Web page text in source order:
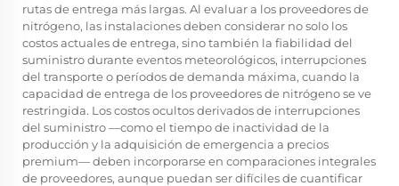
rutas de entrega más largas. Al evaluar a los proveedores de
nitrógeno, las instalaciones deben considerar no solo los
costos actuales de entrega, sino también la fiabilidad del
suministro durante eventos meteorológicos, interrupciones
del transporte o períodos de demanda máxima, cuando la
capacidad de entrega de los proveedores de nitrógeno se ve
restringida. Los costos ocultos derivados de interrupciones
del suministro —como el tiempo de inactividad de la
producción y la adquisición de emergencia a precios
premium— deben incorporarse en comparaciones integrales
de proveedores, aunque puedan ser difíciles de cuantificar